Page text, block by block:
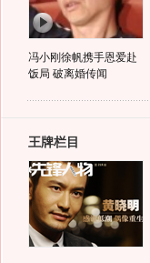
冯小刚徐帆携手恩爱赴
饭局 破离婚传闻
王牌栏目